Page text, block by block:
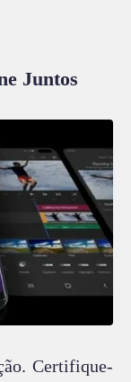
Juntos
Certifique-